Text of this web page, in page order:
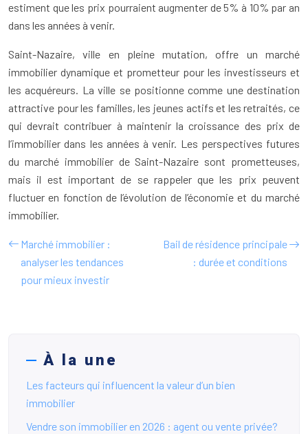
estiment que les prix pourraient augmenter de 5% à 10% par an
dans les années à venir.
Saint-Nazaire, ville en pleine mutation, offre un marché
immobilier dynamique et prometteur pour les investisseurs et
les acquéreurs. La ville se positionne comme une destination
attractive pour les familles, les jeunes actifs et les retraités, ce
qui devrait contribuer à maintenir la croissance des prix de
l’immobilier dans les années à venir. Les perspectives futures
du marché immobilier de Saint-Nazaire sont prometteuses,
mais il est important de se rappeler que les prix peuvent
fluctuer en fonction de l’évolution de l’économie et du marché
immobilier.
Marché immobilier :
analyser les tendances
pour mieux investir
Bail de résidence principale
: durée et conditions
À la une
Les facteurs qui influencent la valeur d’un bien
immobilier
Vendre son immobilier en 2026 : agent ou vente privée?